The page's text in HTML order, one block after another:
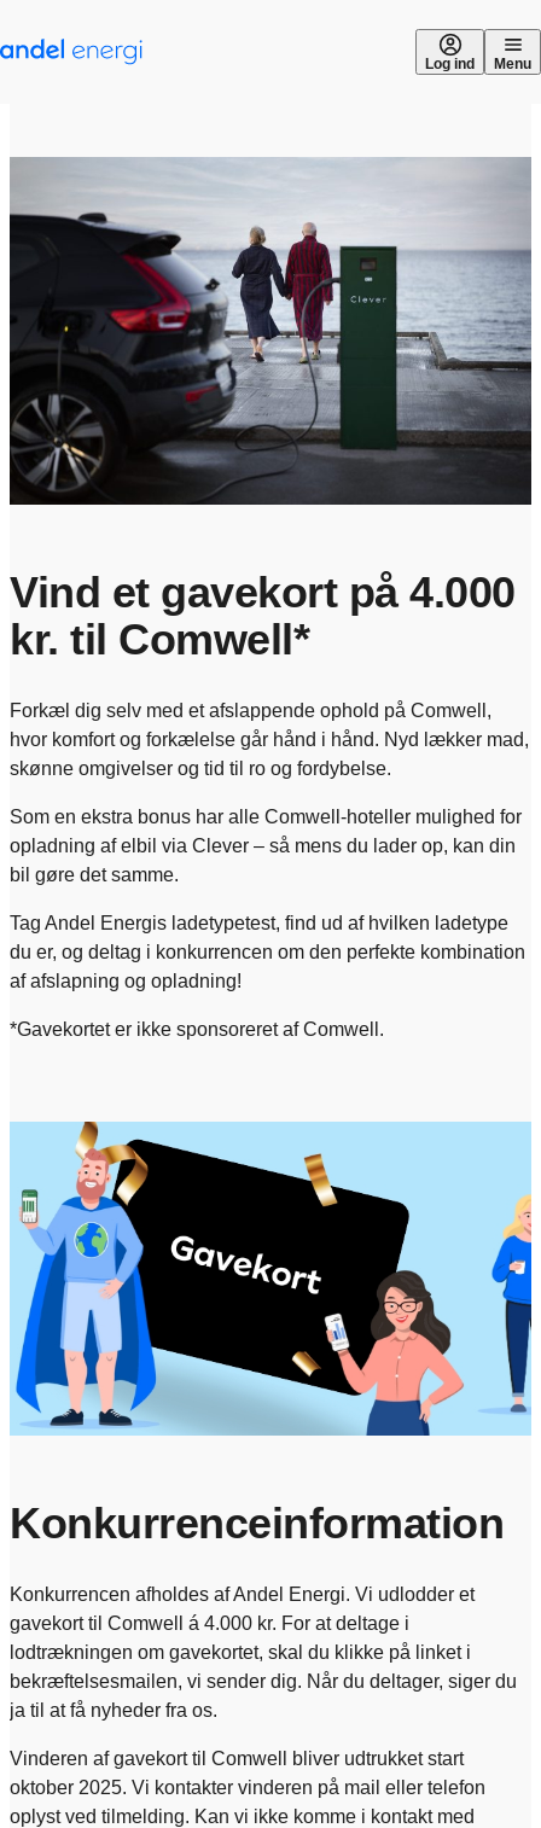
Log ind Menu
Vind et gavekort på 4.000
kr. til Comwell*
Forkæl dig selv med et afslappende ophold på Comwell,
hvor komfort og forkælelse går hånd i hånd. Nyd lækker mad,
skønne omgivelser og tid til ro og fordybelse.
Som en ekstra bonus har alle Comwell-hoteller mulighed for
opladning af elbil via Clever – så mens du lader op, kan din
bil gøre det samme.
Tag Andel Energis ladetypetest, find ud af hvilken ladetype
du er, og deltag i konkurrencen om den perfekte kombination
af afslapning og opladning!
*Gavekortet er ikke sponsoreret af Comwell.
Konkurrenceinformation
Konkurrencen afholdes af Andel Energi. Vi udlodder et
gavekort til Comwell á 4.000 kr. For at deltage i
lodtrækningen om gavekortet, skal du klikke på linket i
bekræftelsesmailen, vi sender dig. Når du deltager, siger du
ja til at få nyheder fra os.
​Vinderen af gavekort til Comwell bliver udtrukket start
oktober 2025. Vi kontakter vinderen på mail eller telefon
oplyst ved tilmelding. Kan vi ikke komme i kontakt med